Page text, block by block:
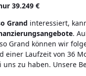
39.249 €
Grand interessiert,
.
Grand können wir
einer Laufzeit von 36
uns zu haben. Unsere